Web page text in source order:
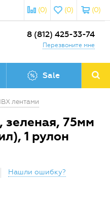
(0)
(0)
(0)
8 (812) 425-33-74
Перезвоните мне
Sale
лентами
зеленая, 75мм
1 рулон
Нашли ошибку?